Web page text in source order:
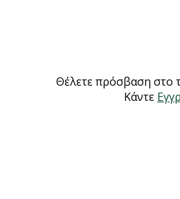
Θέλετε πρόσβαση στο
Κάντε